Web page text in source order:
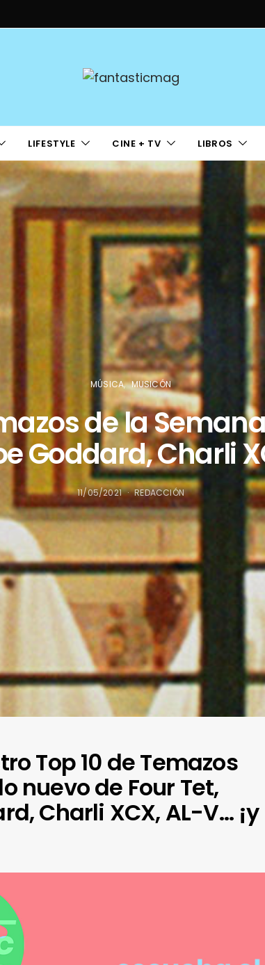
LIFESTYLE CINE + TV LIBROS
MÚSICA MUSICÓN
de la
Goddard, Charli
11/05/2021 REDACCIÓN
Top 10 de Temazos
nuevo de Four Tet,
Charli XCX, AL-V… ¡y